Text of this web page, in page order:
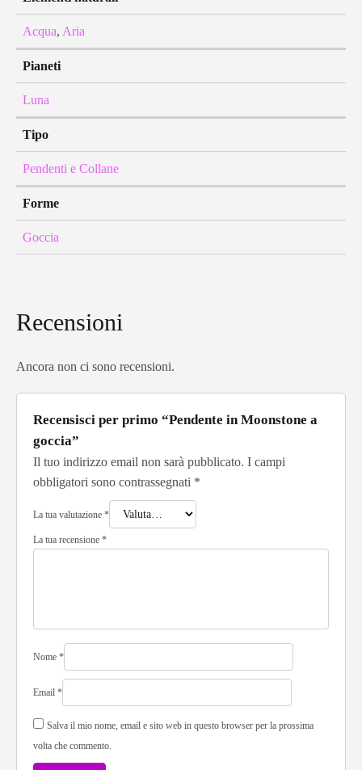
Acqua, Aria
Pianeti
Luna
Tipo
Pendenti e Collane
Forme
Goccia
Recensioni
Ancora non ci sono recensioni.
Recensisci per primo “Pendente in Moonstone a
goccia”
Il tuo indirizzo email non sarà pubblicato. I campi
obbligatori sono contrassegnati *
La tua valutazione *
La tua recensione *
Nome *
Email *
Salva il mio nome, email e sito web in questo browser per la prossima
volta che commento.